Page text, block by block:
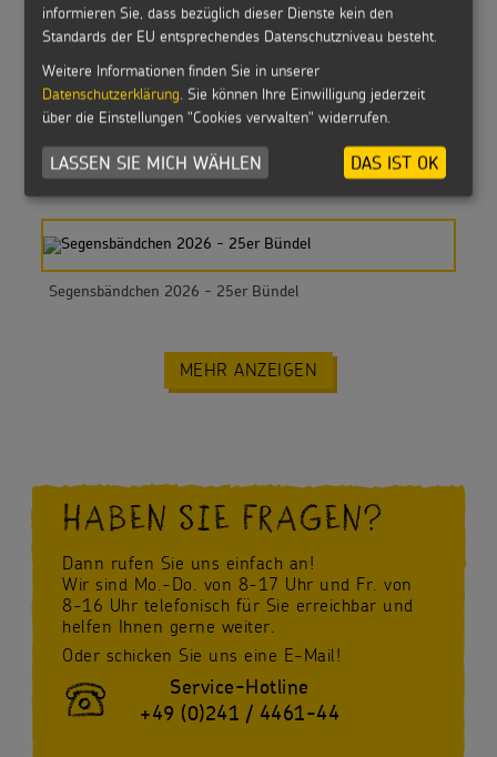
Werkheft 2026
DVD: Der Film zur Sternsingeraktion 2026
Segensbändchen 2026 - 25er Bündel
MEHR ANZEIGEN
HABEN SIE FRAGEN?
Dann rufen Sie uns einfach an!
Wir sind Mo.-Do. von 8-17 Uhr und Fr. von
8-16 Uhr telefonisch für Sie erreichbar und
helfen Ihnen gerne weiter.
Oder schicken Sie uns eine E-Mail!
Service-Hotline
+49 (0)241 / 4461-44
informieren Sie, dass bezüglich dieser Dienste kein den
Standards der EU entsprechendes Datenschutzniveau besteht.
Weitere Informationen finden Sie in unserer
Datenschutzerklärung. Sie können Ihre Einwilligung jederzeit
über die Einstellungen "Cookies verwalten" widerrufen.
LASSEN SIE MICH WÄHLEN DAS IST OK